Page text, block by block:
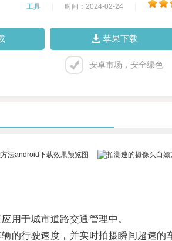
工具 时间：2024-02-24
苹果下载
安卓市场，安全绿色
于城市道路交通管理中。
行驶速度，并实时拍摄瞬间超速的